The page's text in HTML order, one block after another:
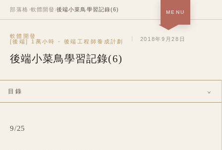
MENU
首頁 · 關於＋作品
部落格
履歷
中 / EN
部落格 ›軟體開發 ›後端小菜鳥學習記錄(6)
軟體開發
[後端] 1萬小時 - 後端工程師養成計劃
2018年9月28日
後端小菜鳥學習記錄(6)
目錄
9/25